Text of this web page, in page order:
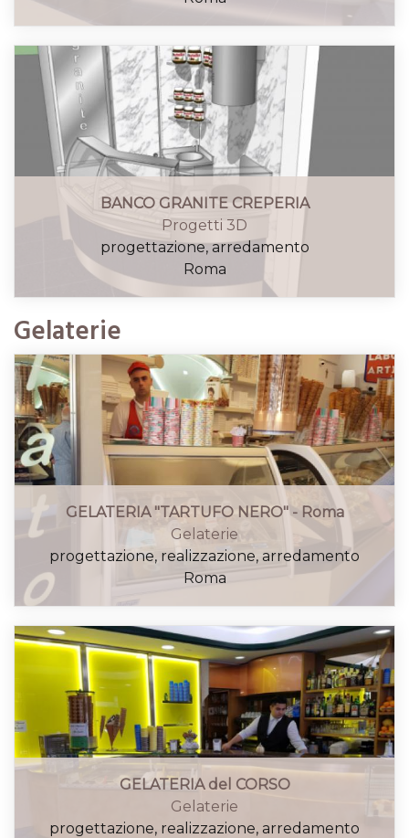
BANCO GRANITE CREPERIA
Progetti 3D
progettazione, arredamento
Roma
Gelaterie
GELATERIA "TARTUFO NERO" - Roma
Gelaterie
progettazione, realizzazione, arredamento
Roma
GELATERIA del CORSO
Gelaterie
progettazione, realizzazione, arredamento